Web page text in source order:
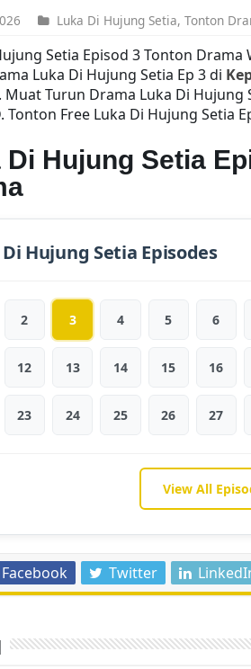
Luka Di Hujung Setia, Tonton
Setia Episod 3 Tonton
Luka Di Hujung Setia Ep 3 di
Turun Drama Luka Di Hujung
Tonton Free Luka Di Hujung Setia
Di Hujung Setia
Hujung Setia Episodes
2 3 4 5 6
12 13 14 15 16
23 24 25 26 27
View All
Facebook Twitter